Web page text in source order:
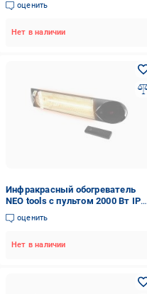
оценить
Нет в наличии
Инфракрасный обогреватель
NEO tools с пультом 2000 Вт IP55
(90-039)
оценить
Нет в наличии